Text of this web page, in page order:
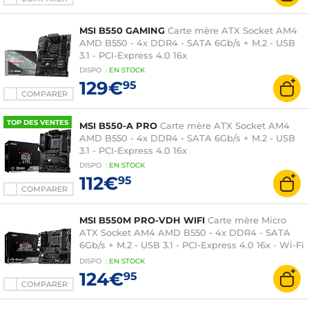
COMPARER
MSI B550 GAMING Carte mère ATX Socket AM4
AMD B550 - 4x DDR4 - SATA 6Gb/s + M.2 - USB
3.1 - PCI-Express 4.0 16x
DISPO : EN STOCK
129€95
TOP DES VENTES
COMPARER
MSI B550-A PRO Carte mère ATX Socket AM4
AMD B550 - 4x DDR4 - SATA 6Gb/s + M.2 - USB
3.1 - PCI-Express 4.0 16x
DISPO : EN STOCK
112€95
COMPARER
MSI B550M PRO-VDH WIFI Carte mère Micro
ATX Socket AM4 AMD B550 - 4x DDR4 - SATA
6Gb/s + M.2 - USB 3.1 - PCI-Express 4.0 16x - Wi-Fi
5
DISPO : EN STOCK
124€95